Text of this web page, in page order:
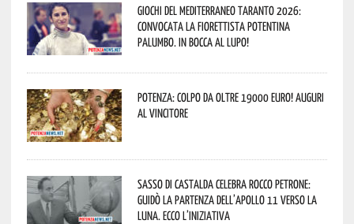
Giochi del Mediterraneo Taranto 2026:
convocata la fiorettista potentina
Palumbo. In bocca al lupo!
Potenza: colpo da oltre 19000 Euro! Auguri
al vincitore
Sasso di Castalda celebra Rocco Petrone:
guidò la partenza dell’Apollo 11 verso la
Luna. Ecco l’iniziativa